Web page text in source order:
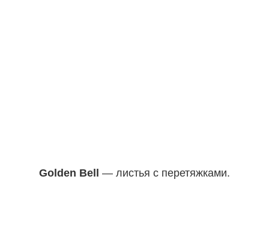
Golden Bell — листья с перетяжками.